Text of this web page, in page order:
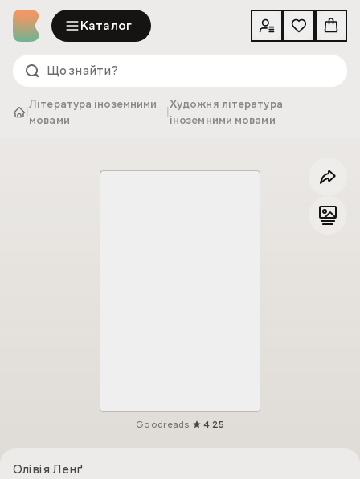
Каталог
|
Література іноземними
мовами
Художня література
іноземними мовами
Goodreads 4.25
Олівія Ленґ